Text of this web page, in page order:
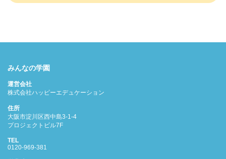
みんなの学園
運営会社
株式会社ハッピーエデュケーション
住所
大阪市淀川区西中島3-1-4
プロジェクトビル7F
TEL
0120-969-381